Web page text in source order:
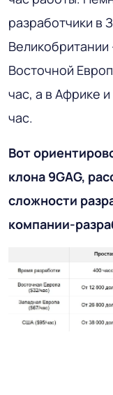
разработчики в
Восточной
час, а в Африке
час.
Вот
клона 9GAG,
сложности
компании-